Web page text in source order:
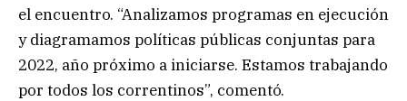
el encuentro. “Analizamos programas en ejecución
y diagramamos políticas públicas conjuntas para
2022, año próximo a iniciarse. Estamos trabajando
por todos los correntinos”, comentó.